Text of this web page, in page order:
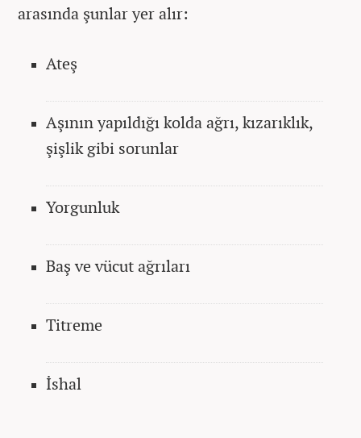
arasında şunlar yer alır:
Ateş
Aşının yapıldığı kolda ağrı, kızarıklık,
şişlik gibi sorunlar
Yorgunluk
Baş ve vücut ağrıları
Titreme
İshal